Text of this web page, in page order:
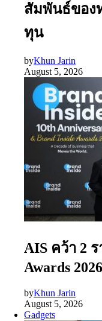
สัมพันธ์ของ
ทุน
byKhun Jarin
August 5, 2026
AIS คว้า 2
Awards 2026
byKhun Jarin
August 5, 2026
Gadgets